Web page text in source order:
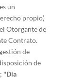
un
propio)
Otorgante de
Contrato.
de
de
"Día